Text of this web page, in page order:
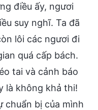
điều ấy, ngươi
suy nghĩ. Ta đã
lôi các ngươi đi
quá cấp bách.
tai và cảnh báo
là không khả thi!
chuẩn bị của mình